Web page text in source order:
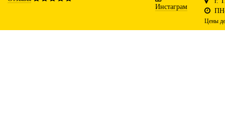
Инстаграм
Цены